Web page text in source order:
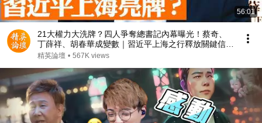
56:01
21大權力大洗牌？四人爭奪總書記內幕曝光！蔡奇、
丁薛祥、胡春華成變數｜習近平上海之行釋放關鍵信號
｜中共高層內鬥進入臨界點【#精英論壇】#深度解析 #
精英論壇 • 567K views